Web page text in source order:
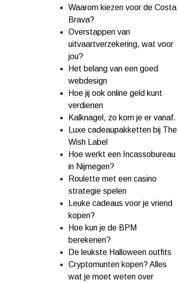
Waarom kiezen voor de Costa
Brava?
Overstappen van
uitvaartverzekering, wat voor
jou?
Het belang van een goed
webdesign
Hoe jij ook online geld kunt
verdienen
Kalknagel, zo kom je er vanaf.
Luxe cadeaupakketten bij The
Wish Label
Hoe werkt een Incassobureau
in Nijmegen?
Roulette met een casino
strategie spelen
Leuke cadeaus voor je vriend
kopen?
Hoe kun je de BPM
berekenen?
De leukste Halloween outfits
Cryptomunten kopen? Alles
wat je moet weten over